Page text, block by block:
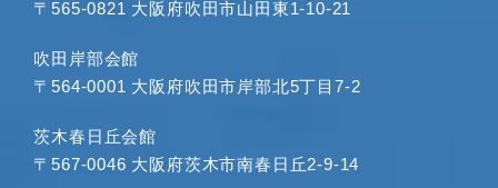
2023年9月
2023年8月
2023年6月
〒565-0821 大阪府吹田市山田東1-10-21
吹田岸部会館
〒564-0001 大阪府吹田市岸部北5丁目7-2
茨木春日丘会館
〒567-0046 大阪府茨木市南春日丘2-9-14